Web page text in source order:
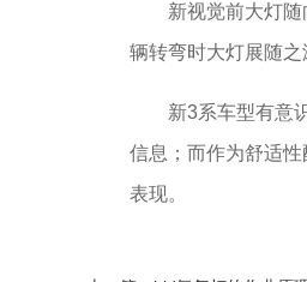
新视觉前大灯随向
辆转弯时大灯展随之
新3系车型有意识
信息；而作为舒适
表现。